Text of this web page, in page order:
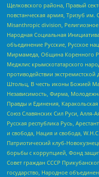
Щелковского района, Правый
повстанческая армия, Тризуб им.
Misanthropic division,
Народная Социальная
объединение Русские, Русское
Мирмамеда, Община Коренного
Меджлис крымскотатарского
противодействии
Штольц, В честь иконы Божией
Независимость, Фирма,
Правды и Единения,
Союз Славянских Сил Руси, Алля-
Русская республика Русь,
и свобода, Нация и свобода,
Патриотический клуб-
борьбы с коррупцией, Фонд
Совет граждан СССР
государство, Народное